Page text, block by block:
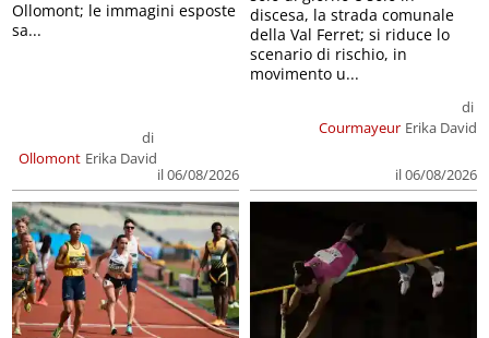
Ollomont
di
Erika David
il 06/08/2026
Ollomont; le immagini esposte
sa...
Courmayeur
di
Erika David
il 06/08/2026
discesa, la strada comunale
della Val Ferret; si riduce lo
scenario di rischio, in
movimento u...